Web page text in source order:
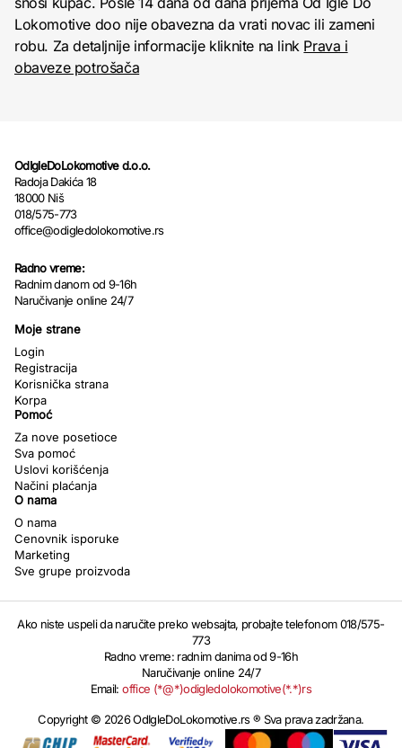
Lokomotive doo nije obavezna da vrati novac ili zameni
robu. Za detaljnije informacije kliknite na link Prava i
obaveze potrošača
OdIgleDoLokomotive d.o.o.
Radoja Dakića 18
18000 Niš
018/575-773
office@odigledolokomotive.rs
Radno vreme:
Radnim danom od 9-16h
Naručivanje online 24/7
Moje strane
Login
Registracija
Korisnička strana
Korpa
Pomoć
Za nove posetioce
Sva pomoć
Uslovi korišćenja
Načini plaćanja
O nama
O nama
Cenovnik isporuke
Marketing
Sve grupe proizvoda
Ako niste uspeli da naručite preko websajta, probajte telefonom 018/575-
773
Radno vreme: radnim danima od 9-16h
Naručivanje online 24/7
Email:office (*@*)odigledolokomotive(*.*)rs
Copyright © 2026 OdIgleDoLokomotive.rs ® Sva prava zadržana.